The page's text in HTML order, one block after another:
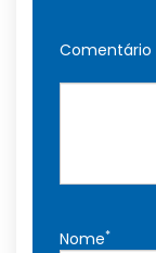
Comentário
Nome*